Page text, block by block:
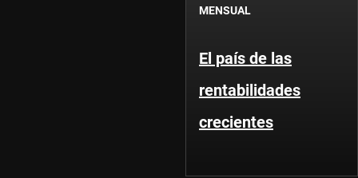
MENSUAL
El país de las
rentabilidades
crecientes